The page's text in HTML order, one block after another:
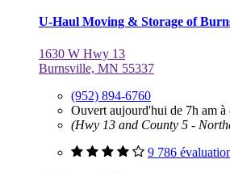
U-Haul Moving & Storage of
1630 W Hwy 13
Burnsville, MN 55337
(952) 894-6760
Ouvert aujourd'hui de 7h am à
(Hwy 13 and County 5 -
9 786